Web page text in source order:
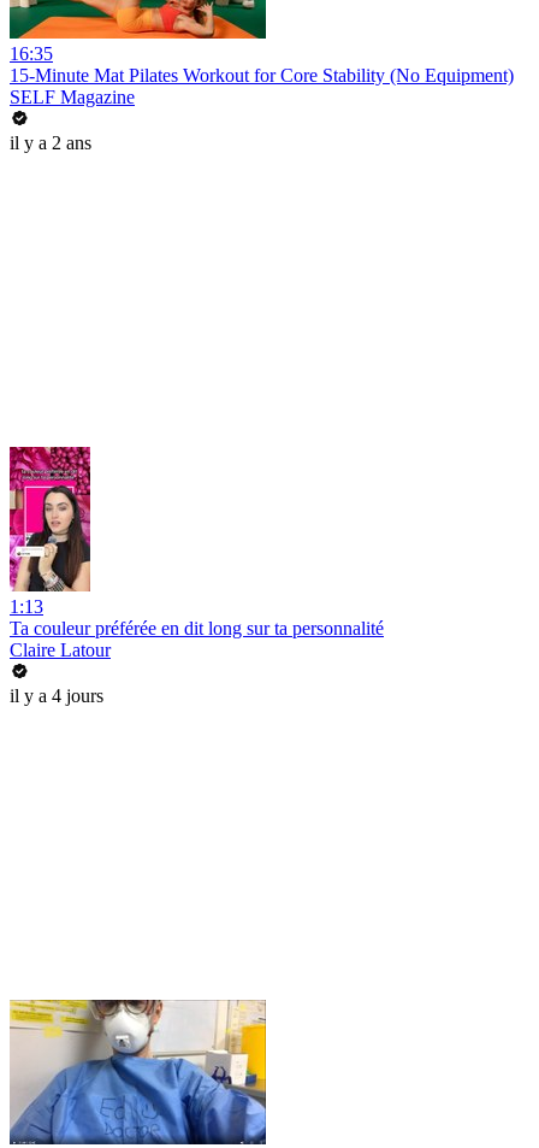
16:35
15-Minute Mat Pilates Workout for Core Stability (No Equipment)
SELF Magazine
il y a 2 ans
1:13
Ta couleur préférée en dit long sur ta personnalité
Claire Latour
il y a 4 jours